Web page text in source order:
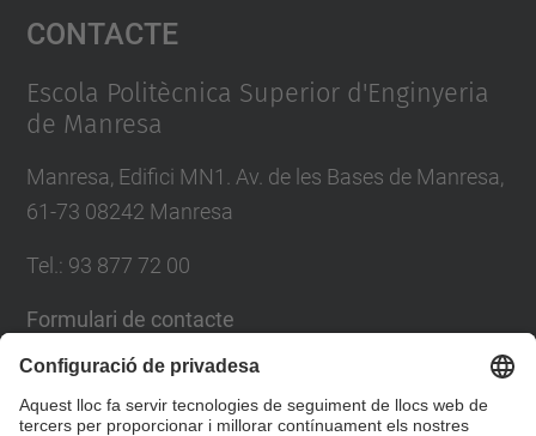
powered by
Contacte
Escola Politècnica Superior d'Enginyeria
de Manresa
Manresa, Edifici MN1. Av. de les Bases de Manresa,
61-73 08242 Manresa
Tel.: 93 877 72 00
Formulari de contacte
Llista Xarxes Socials